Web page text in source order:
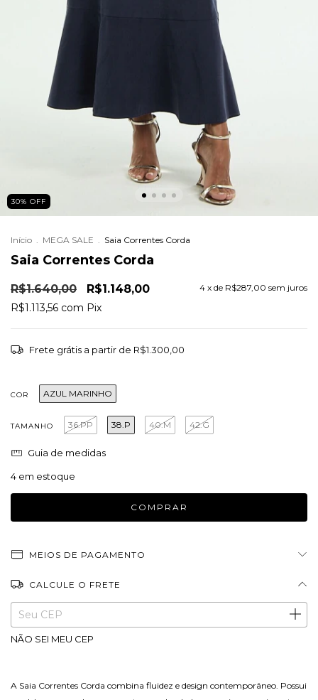
30% OFF
Início . MEGA SALE . Saia Correntes Corda
Saia Correntes Corda
R$1.640,00 R$1.148,00 4 x de R$287,00 sem juros
R$1.113,56 com Pix
Frete grátis a partir de R$1.300,00
COR AZUL MARINHO
TAMANHO 36.PP 38.P 40.M 42.G
Guia de medidas
4 em estoque
MEIOS DE PAGAMENTO
CALCULE O FRETE
Entregas para o CEP: ALTERAR CEP
NÃO SEI MEU CEP
A Saia Correntes Corda combina fluidez e design contemporâneo. Possui